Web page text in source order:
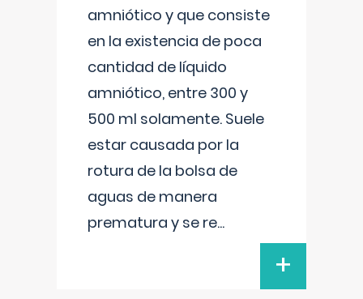
amniótico y que consiste
en la existencia de poca
cantidad de líquido
amniótico, entre 300 y
500 ml solamente. Suele
estar causada por la
rotura de la bolsa de
aguas de manera
prematura y se re...
+